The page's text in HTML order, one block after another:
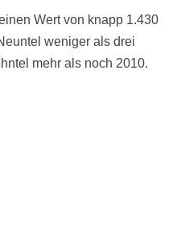
Wert von knapp 1.430
weniger als drei
mehr als noch 2010.